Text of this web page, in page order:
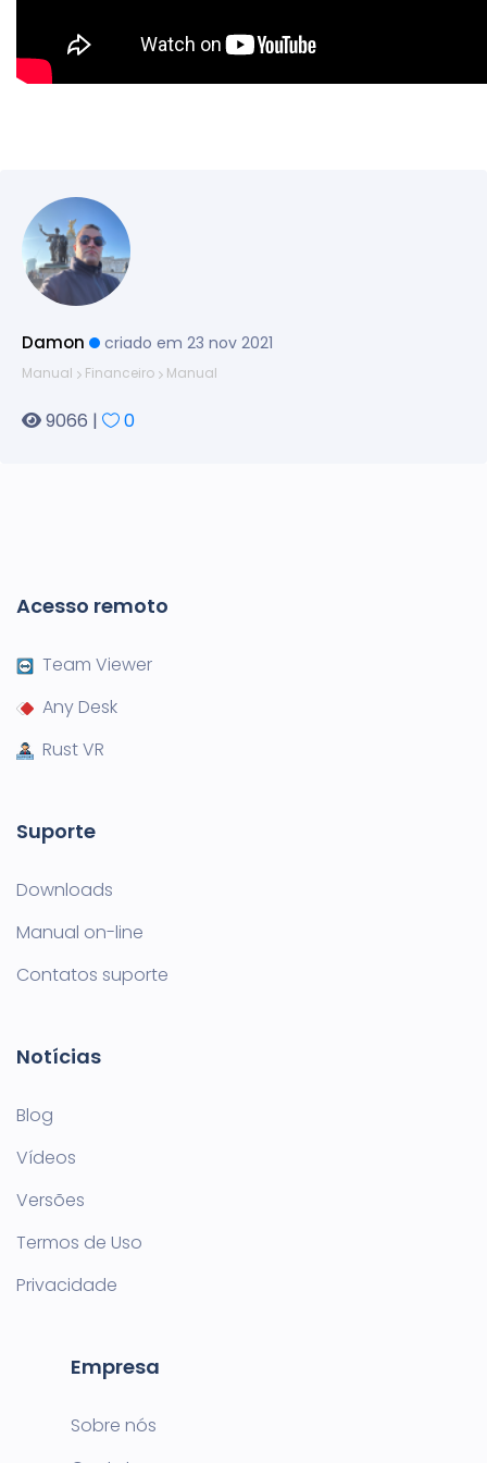
Damon criado em 23 nov 2021
Manual Financeiro Manual
9066 | 0
Acesso remoto
Team Viewer
Any Desk
Rust VR
Suporte
Downloads
Manual on-line
Contatos suporte
Notícias
Blog
Vídeos
Versões
Termos de Uso
Privacidade
Empresa
Sobre nós